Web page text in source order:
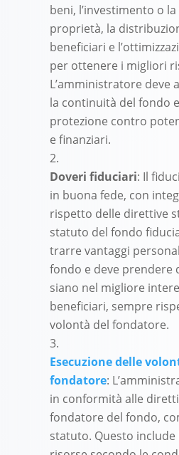
beni, l’investimento o
proprietà, la
beneficiari e
per ottenere i migliori
L’amministratore deve
la continuità del fondo
protezione contro
e finanziari.
Doveri fiduciari: Il
in buona fede, con
rispetto delle direttive
statuto del fondo
trarre vantaggi
fondo e deve prendere
siano nel migliore
beneficiari, sempre
volontà del fondatore.
Esecuzione delle
fondatore:
in conformità alle
fondatore del fondo,
statuto. Questo include